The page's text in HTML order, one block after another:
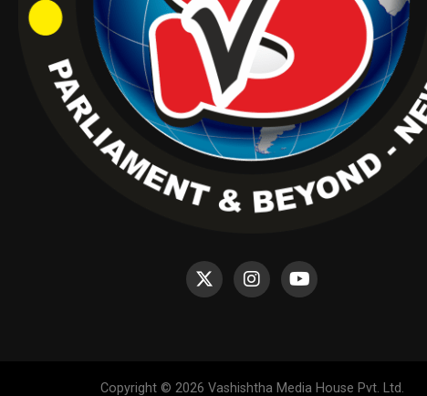
Copyright © 2026 Vashishtha Media House Pvt. Ltd.